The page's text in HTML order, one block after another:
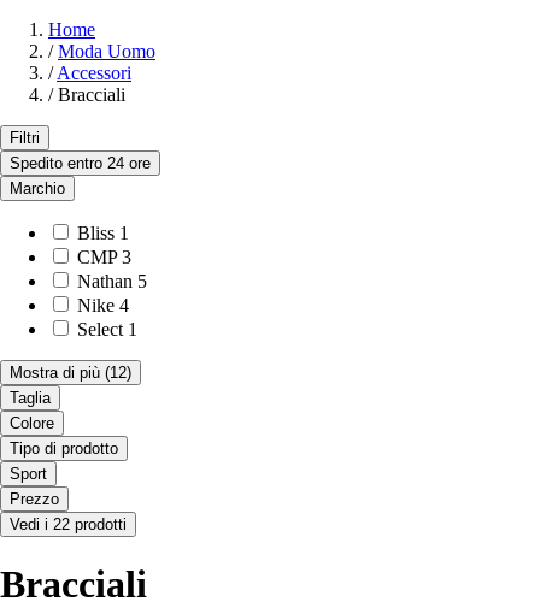
Home
/ Moda Uomo
/ Accessori
/ Bracciali
Filtri
Spedito entro 24 ore
Marchio
Bliss 1
CMP 3
Nathan 5
Nike 4
Select 1
Mostra di più (12)
Taglia
Colore
Tipo di prodotto
Sport
Prezzo
Vedi i 22 prodotti
Bracciali